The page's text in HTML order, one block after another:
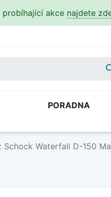
probíhající akce najdete
PORADNA
Schock Waterfall D-150